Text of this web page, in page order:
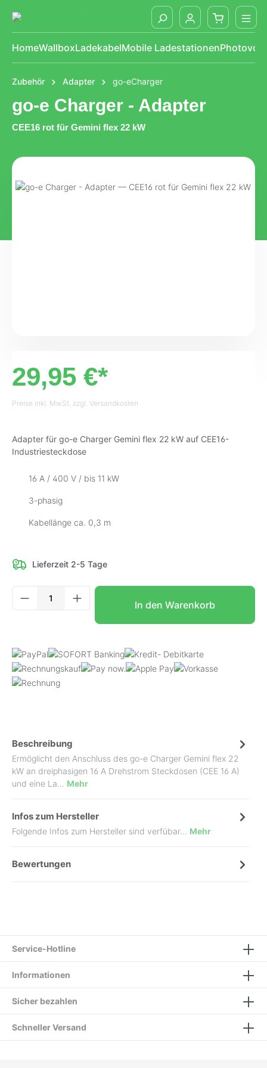
springen
HomeWallboxLadekabelMobile Ladestationen
Zubehör Adapter go-eCharger
go-e Charger - Adapter
CEE16 rot für Gemini flex 22 kW
Bildergalerie überspringen
29,95 €*
Preise inkl. MwSt. zzgl. Versandkosten
Adapter für go-e Charger Gemini flex 22 kW auf CEE16-
Industriesteckdose
16 A / 400 V / bis 11 kW
3-phasig
Kabellänge ca. 0,3 m
Lieferzeit 2-5 Tage
Produkt Anzahl: Gib den gewünschten
In den Warenkorb
Beschreibung
Ermöglicht den Anschluss des go-e Charger Gemini flex 22
kW an dreiphasigen 16 A Drehstrom Steckdosen (CEE 16 A)
und eine La… Mehr
Infos zum Hersteller
Folgende Infos zum Hersteller sind verfübar... Mehr
Bewertungen
Service-Hotline
Informationen
Sicher bezahlen
Schneller Versand